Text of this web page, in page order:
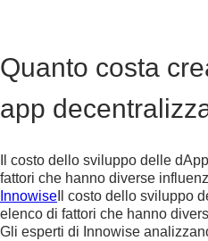
Quanto costa
app
Il costo dello sviluppo delle
fattori che hanno diverse
Innowise Il costo dello sviluppo
elenco di fattori che hanno
Gli esperti di Innowise